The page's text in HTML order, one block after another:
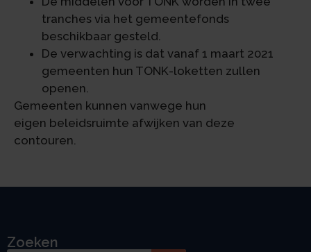
tranches via het gemeentefonds
beschikbaar gesteld.
De verwachting is dat vanaf 1 maart 2021
gemeenten hun TONK-loketten zullen
openen.
Gemeenten kunnen vanwege hun
eigen beleidsruimte afwijken van deze
contouren.
Zoeken